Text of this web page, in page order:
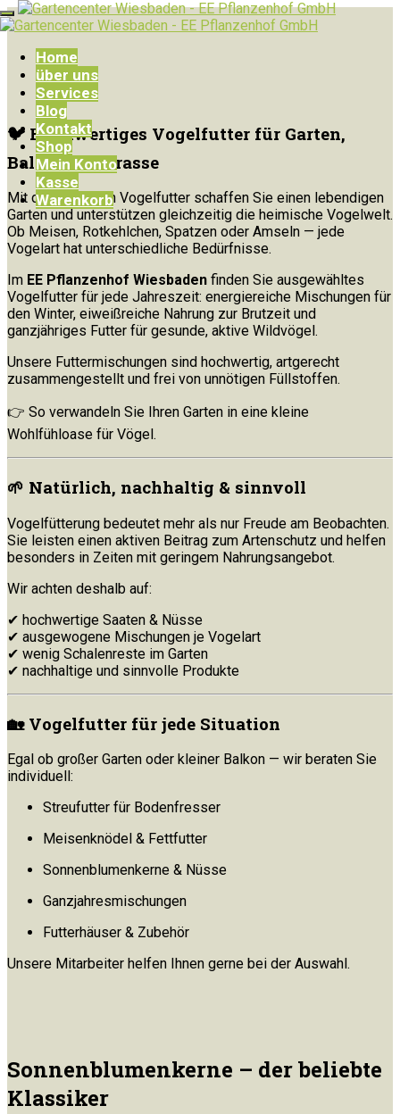
Home
über uns
Services
Blog
Kontakt
Shop
Mein Konto
Kasse
Warenkorb
🐦 Hochwertiges Vogelfutter für Garten,
Balkon & Terrasse
Mit dem richtigen Vogelfutter schaffen Sie einen lebendigen
Garten und unterstützen gleichzeitig die heimische Vogelwelt.
Ob Meisen, Rotkehlchen, Spatzen oder Amseln — jede
Vogelart hat unterschiedliche Bedürfnisse.
Im EE Pflanzenhof Wiesbaden finden Sie ausgewähltes
Vogelfutter für jede Jahreszeit: energiereiche Mischungen für
den Winter, eiweißreiche Nahrung zur Brutzeit und
ganzjähriges Futter für gesunde, aktive Wildvögel.
Unsere Futtermischungen sind hochwertig, artgerecht
zusammengestellt und frei von unnötigen Füllstoffen.
👉 So verwandeln Sie Ihren Garten in eine kleine
Wohlfühloase für Vögel.
🌱 Natürlich, nachhaltig & sinnvoll
Vogelfütterung bedeutet mehr als nur Freude am Beobachten.
Sie leisten einen aktiven Beitrag zum Artenschutz und helfen
besonders in Zeiten mit geringem Nahrungsangebot.
Wir achten deshalb auf:
✔ hochwertige Saaten & Nüsse
✔ ausgewogene Mischungen je Vogelart
✔ wenig Schalenreste im Garten
✔ nachhaltige und sinnvolle Produkte
🏡 Vogelfutter für jede Situation
Egal ob großer Garten oder kleiner Balkon — wir beraten Sie
individuell:
Streufutter für Bodenfresser
Meisenknödel & Fettfutter
Sonnenblumenkerne & Nüsse
Ganzjahresmischungen
Futterhäuser & Zubehör
Unsere Mitarbeiter helfen Ihnen gerne bei der Auswahl.
Sonnenblumenkerne – der beliebte
Klassiker